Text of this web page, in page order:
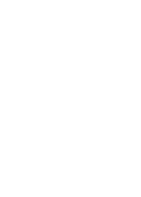
C, D
cắt)